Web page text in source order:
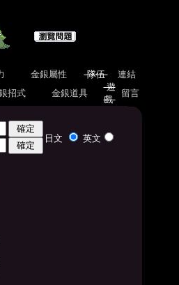
金銀屬性 隊伍
連結
招式 金銀道具
遊
戲
留言
日文 英文